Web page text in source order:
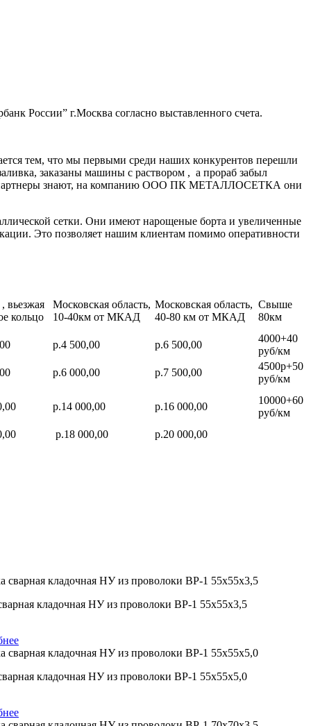
России” г.Москва согласно выставленного счета.
тем, что мы первыми среди наших конкурентов перешли
заказаны машины с раствором , а прораб забыл
партнеры знают, на компанию ООО ПК МЕТАЛЛОСЕТКА они
сетки. Они имеют нарощеные борта и увеличенные
Это позволяет нашим клиентам помимо оперативности
вьезжая
кольцо
Московская область,
10-40км от МКАД
Московская область,
40-80 км от МКАД
Свыше
80км
р.4 500,00 р.6 500,00
4000+40
руб/км
р.6 000,00 р.7 500,00
4500р+50
руб/км
р.14 000,00 р.16 000,00
10000+60
руб/км
р.18 000,00
р.20 000,00
кладочная НУ из проволоки ВР-1 55х55х3,5
кладочная НУ из проволоки ВР-1 55х55х5,0